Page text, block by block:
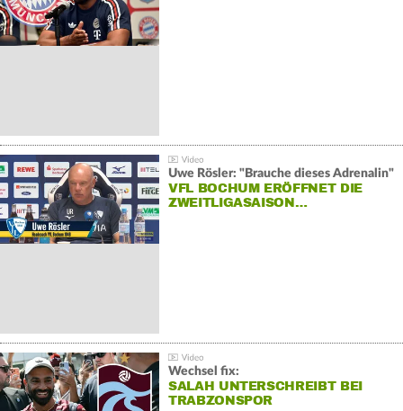
Uwe Rösler: "Brauche dieses Adrenalin"
VFL BOCHUM ERÖFFNET DIE
ZWEITLIGASAISON…
Wechsel fix:
SALAH UNTERSCHREIBT BEI
TRABZONSPOR